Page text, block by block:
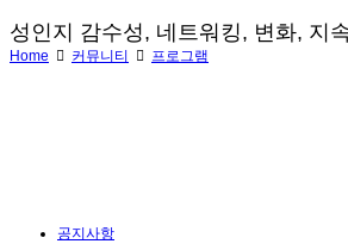
성인지 감수성, 네트워킹, 변화, 지
Home 커뮤니티 프로그램
공지사항